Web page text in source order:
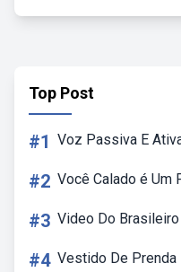
Top Post
#1 Voz Passiva E
#2 Você Calado é Um
#3 Video Do
#4 Vestido De Prenda